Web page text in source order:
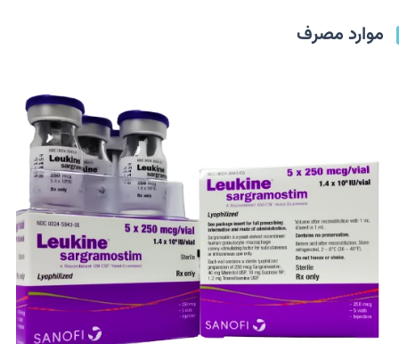
موارد مصرف